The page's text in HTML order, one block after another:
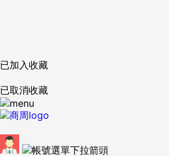
已加入收藏
已取消收藏